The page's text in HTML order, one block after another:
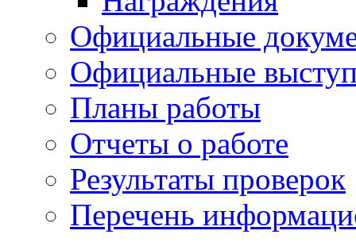
Официальные
Официальные
Планы работы
Отчеты о работе
Результаты проверок
Перечень